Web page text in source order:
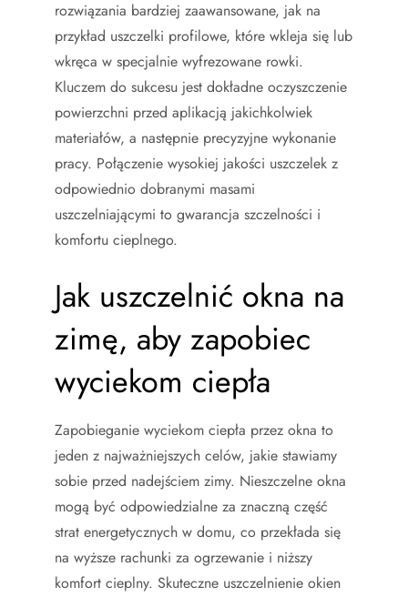
rozwiązania bardziej zaawansowane, jak na
przykład uszczelki profilowe, które wkleja się lub
wkręca w specjalnie wyfrezowane rowki.
Kluczem do sukcesu jest dokładne oczyszczenie
powierzchni przed aplikacją jakichkolwiek
materiałów, a następnie precyzyjne wykonanie
pracy. Połączenie wysokiej jakości uszczelek z
odpowiednio dobranymi masami
uszczelniającymi to gwarancja szczelności i
komfortu cieplnego.
Jak uszczelnić okna na
zimę, aby zapobiec
wyciekom ciepła
Zapobieganie wyciekom ciepła przez okna to
jeden z najważniejszych celów, jakie stawiamy
sobie przed nadejściem zimy. Nieszczelne okna
mogą być odpowiedzialne za znaczną część
strat energetycznych w domu, co przekłada się
na wyższe rachunki za ogrzewanie i niższy
komfort cieplny. Skuteczne uszczelnienie okien